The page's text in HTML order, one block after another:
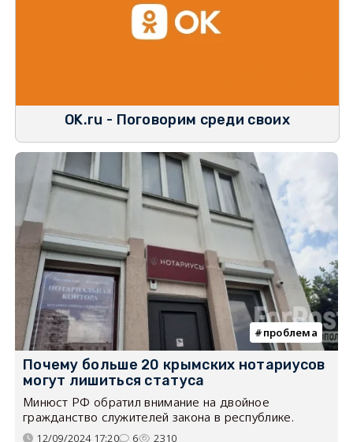
OK.ru - Поговорим среди своих
проблема
Почему больше 20 крымских нотариусов
могут лишиться статуса
Минюст РФ обратил внимание на двойное
гражданство служителей закона в республике.
12/09/2024 17:20 6 2310